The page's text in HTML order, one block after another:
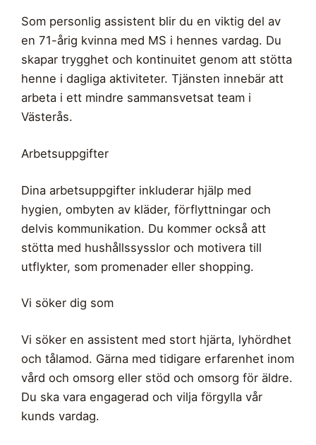
Som personlig assistent blir du en viktig del av
en 71-årig kvinna med MS i hennes vardag. Du
skapar trygghet och kontinuitet genom att stötta
henne i dagliga aktiviteter. Tjänsten innebär att
arbeta i ett mindre sammansvetsat team i
Västerås.
Arbetsuppgifter
Dina arbetsuppgifter inkluderar hjälp med
hygien, ombyten av kläder, förflyttningar och
delvis kommunikation. Du kommer också att
stötta med hushållssysslor och motivera till
utflykter, som promenader eller shopping.
Vi söker dig som
Vi söker en assistent med stort hjärta, lyhördhet
och tålamod. Gärna med tidigare erfarenhet inom
vård och omsorg eller stöd och omsorg för äldre.
Du ska vara engagerad och vilja förgylla vår
kunds vardag.